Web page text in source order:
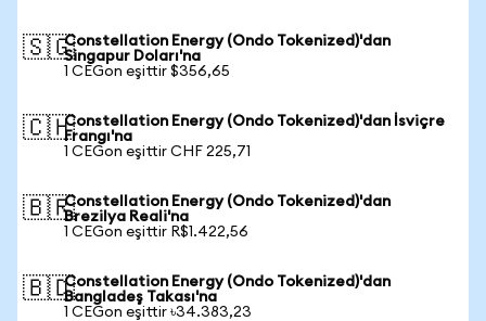
🇸🇬Constellation Energy (Ondo Tokenized)'dan
Singapur Doları'na
1 CEGon eşittir $356,65
🇨🇭Constellation Energy (Ondo Tokenized)'dan İsviçre
Frangı'na
1 CEGon eşittir CHF 225,71
🇧🇷Constellation Energy (Ondo Tokenized)'dan
Brezilya Reali'na
1 CEGon eşittir R$1.422,56
🇧🇩Constellation Energy (Ondo Tokenized)'dan
Bangladeş Takası'na
1 CEGon eşittir ৳34.383,23